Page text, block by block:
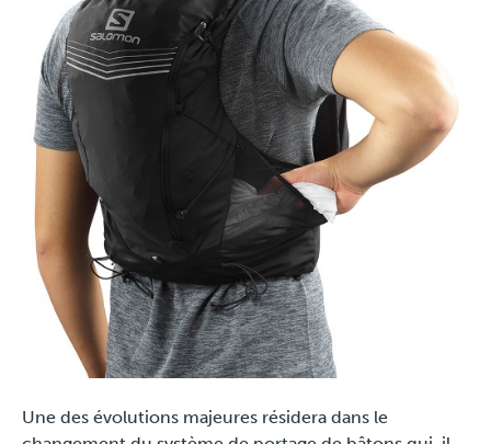
Une des évolutions majeures résidera dans le